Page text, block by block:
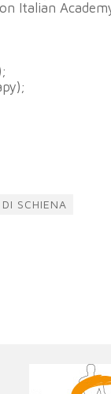
Italian
SCHIENA